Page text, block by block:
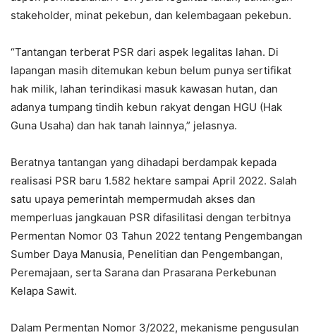
stakeholder, minat pekebun, dan kelembagaan pekebun.
“Tantangan terberat PSR dari aspek legalitas lahan. Di
lapangan masih ditemukan kebun belum punya sertifikat
hak milik, lahan terindikasi masuk kawasan hutan, dan
adanya tumpang tindih kebun rakyat dengan HGU (Hak
Guna Usaha) dan hak tanah lainnya,” jelasnya.
Beratnya tantangan yang dihadapi berdampak kepada
realisasi PSR baru 1.582 hektare sampai April 2022. Salah
satu upaya pemerintah mempermudah akses dan
memperluas jangkauan PSR difasilitasi dengan terbitnya
Permentan Nomor 03 Tahun 2022 tentang Pengembangan
Sumber Daya Manusia, Penelitian dan Pengembangan,
Peremajaan, serta Sarana dan Prasarana Perkebunan
Kelapa Sawit.
Dalam Permentan Nomor 3/2022, mekanisme pengusulan